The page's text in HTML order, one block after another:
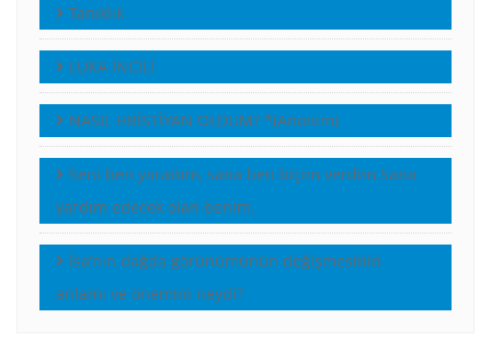
Tanıklık
LUKA İNCİLİ
NASIL HRİSTİYAN OLDUM? *(Anonim)
Seni ben yarattım, sana ben biçim verdim.Sana
yardım edecek olan benim.
İsa’nın dağda görünümünün değişmesinin
anlamı ve önemini neydi?